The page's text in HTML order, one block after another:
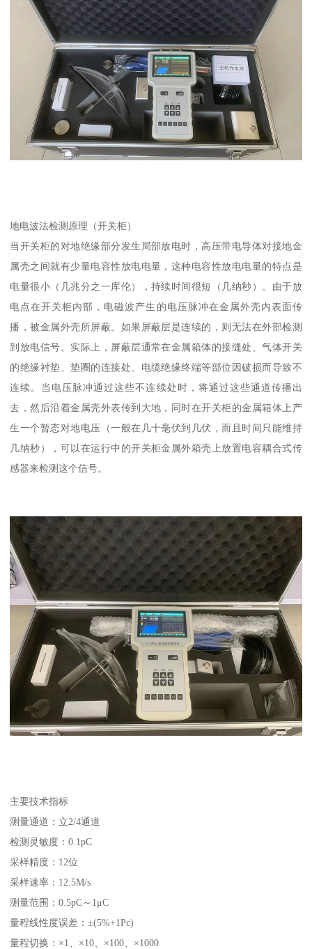
地电波法检测原理（开关柜）
当开关柜的对地绝缘部分发生局部放电时，高压带电导体对接地金
属壳之间就有少量电容性放电电量，这种电容性放电电量的特点是
电量很小（几兆分之一库伦），持续时间很短（几纳秒）。由于放
电点在开关柜内部，电磁波产生的电压脉冲在金属外壳内表面传
播，被金属外壳所屏蔽。如果屏蔽层是连续的，则无法在外部检测
到放电信号。实际上，屏蔽层通常在金属箱体的接缝处、气体开关
的绝缘衬垫、垫圈的连接处、电缆绝缘终端等部位因破损而导致不
连续。当电压脉冲通过这些不连续处时，将通过这些通道传播出
去，然后沿着金属壳外表传到大地，同时在开关柜的金属箱体上产
生一个暂态对地电压（一般在几十毫伏到几伏，而且时间只能维持
几纳秒），可以在运行中的开关柜金属外箱壳上放置电容耦合式传
感器来检测这个信号。
主要技术指标
测量通道：立2/4通道
检测灵敏度：0.1pC
采样精度：12位
采样速率：12.5M/s
测量范围：0.5pC～1μC
量程线性度误差：±(5%+1Pc)
量程切换：×1、×10、×100、×1000